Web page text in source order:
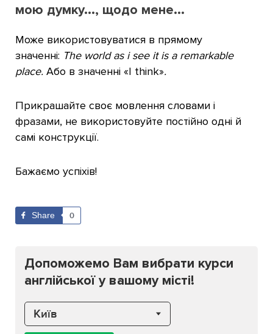
мою думку..., щодо мене...
Може використовуватися в прямому
значенні: The world as i see it is a remarkable
place. Або в значенні «I think».
Прикрашайте своє мовлення словами і
фразами, не використовуйте постійно одні й
самі конструкції.
Бажаємо успіхів!
Share 0
Допоможемо Вам вибрати курси
англійської у вашому місті!
Київ